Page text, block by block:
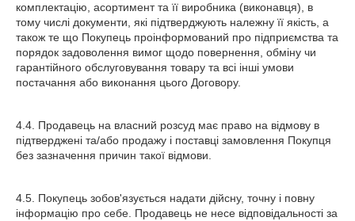
комплектацію, асортимент та її виробника (виконавця), в
тому числі документи, які підтверджують належну її якість, а
також те що Покупець проінформований про підприємства та
порядок задоволення вимог щодо повернення, обміну чи
гарантійного обслуговування товару та всі інші умови
постачання або виконання цього Договору.
4.4. Продавець на власний розсуд має право на відмову в
підтверджені та/або продажу і поставці замовлення Покупця
без зазначення причин такої відмови.
4.5. Покупець зобов'язується надати дійсну, точну і повну
інформацію про себе. Продавець не несе відповідальності за